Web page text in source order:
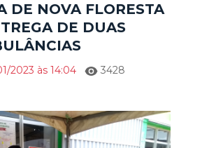
DE NOVA FLORESTA
DE DUAS
2023 às 14:04
3428